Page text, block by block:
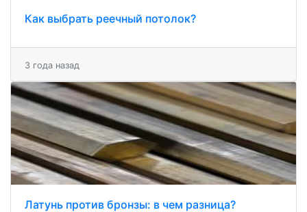
Как выбрать реечный потолок?
3 года назад
Латунь против бронзы: в чем разница?